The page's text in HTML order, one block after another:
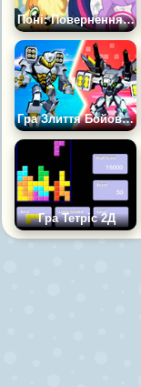
Поні: Повернення Елементів Магії
Гра Злиття Бойових Роботів
Гра Тетріс 2Д